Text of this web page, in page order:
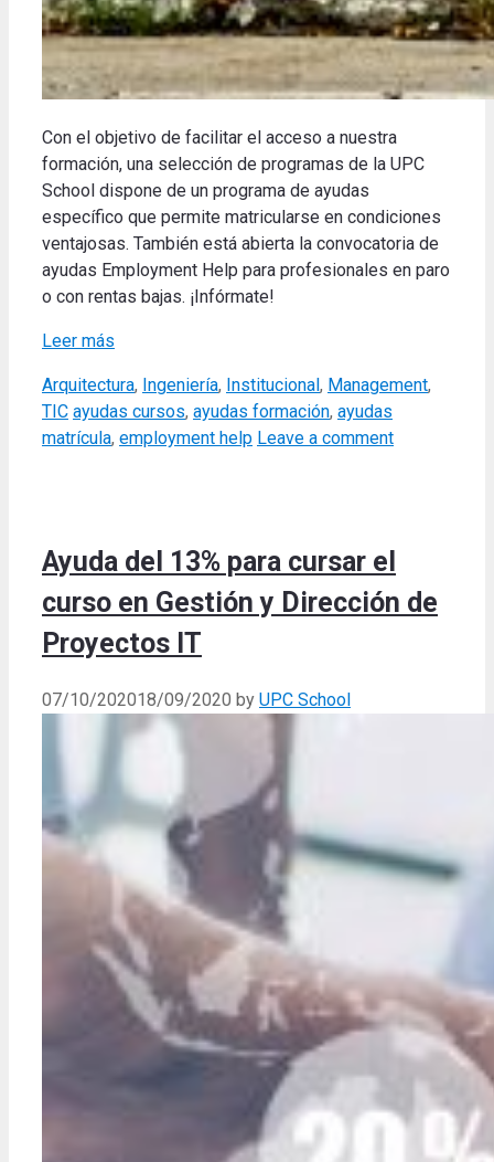
Con el objetivo de facilitar el acceso a nuestra
formación, una selección de programas de la UPC
School dispone de un programa de ayudas
específico que permite matricularse en condiciones
ventajosas. También está abierta la convocatoria de
ayudas Employment Help para profesionales en paro
o con rentas bajas. ¡Infórmate!
Leer más
Categories
Arquitectura, Ingeniería, Institucional , Management,
TIC Tags
ayudas cursos, ayudas formación, ayudas
matrícula, employment help Leave a comment
Ayuda del 13% para cursar el
curso en Gestión y Dirección de
Proyectos IT
07/10/202018/09/2020 by UPC School